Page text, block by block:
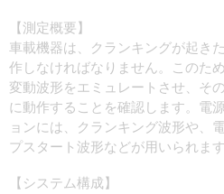
【測定概要】
車載機器は、クランキングが起き
作しなければなりません。このた
変動波形をエミュレートさせ、そ
に動作することを確認します。 電
ョンには、クランキング波形や、
プスタート波形などが用いられます
【システム構成】